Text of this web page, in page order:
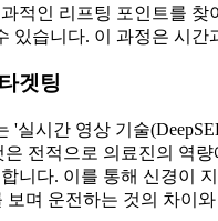
적인 리프팅 포인트를
있습니다. 이 과정은 시
겟팅
'실시간 영상 기술
전적으로 의료진의 역
니다. 이를 통해 신경이
보며 운전하는 것의 차이